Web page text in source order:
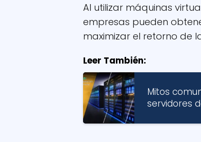
Al utilizar máquinas
empresas pueden
maximizar el retorno de
Leer También:
Mitos
servidores